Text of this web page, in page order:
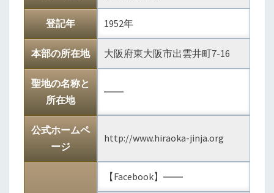
登記年 1952年
本部の所在地 大阪府東大阪市出雲井町7-16
聖地の名称と
所在地
――
公式ホームペ
ージ
http://www.hiraoka-jinja.org
【Facebook】――